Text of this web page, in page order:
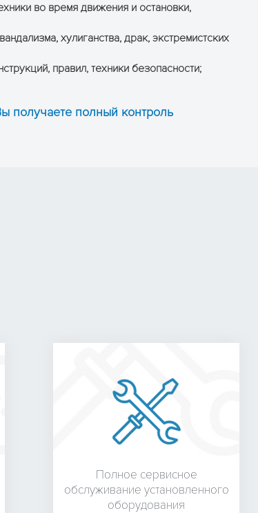
во время движения и остановки,
хулиганства, драк, экстремистских
правил, техники безопасности;
получаете полный контроль
Полное сервисное
обслуживание установленного
оборудования